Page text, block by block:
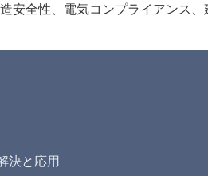
全性、電気コンプライアンス
決と応用